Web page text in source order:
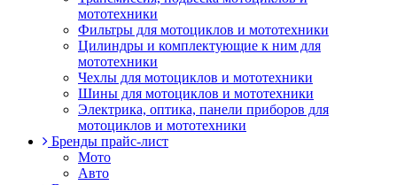
мототехники
Фильтры для мотоциклов и мототехники
Цилиндры и комплектующие к ним для
мототехники
Чехлы для мотоциклов и мототехники
Шины для мотоциклов и мототехники
Электрика, оптика, панели приборов для
мотоциклов и мототехники
Бренды прайс-лист
Мото
Авто